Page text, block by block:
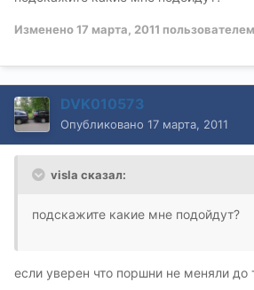
Изменено17 марта, 2011
DVK010573
Опубликовано 17 марта, 2011
visla сказал:
подскажите какие мне подойдут?
если уверен что поршни не меняли до